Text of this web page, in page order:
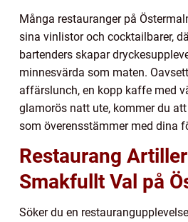
Många restauranger på
sina vinlistor och cocktailbarer,
bartenders skapar
minnesvärda som maten.
affärslunch, en kopp kaffe med
glamorös natt ute, kommer du
som överensstämmer med dina
Restaurang
Smakfullt Val på
Söker du en